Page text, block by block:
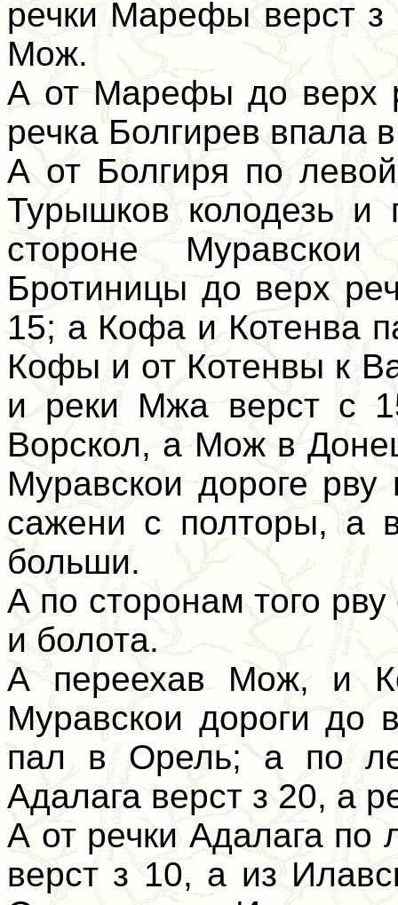
речки Марефы верст
Мож.
А от Марефы до верх
речка Болгирев впала
А от Болгиря по
Турышков колодезь
стороне
Бротиницы до верх
15; а Кофа и Котенва
Кофы и от Котенвы к
и реки Мжа верст с
Ворскол, а Мож в
Муравскои дороге
сажени с полторы, а
больши.
А по сторонам того
и болота.
А переехав Мож, и
Муравскои дороги до
пал в Орель; а по
Адалага верст з 20, а
А от речки Адалага по
верст з 10, а из